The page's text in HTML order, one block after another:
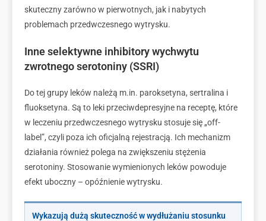
skuteczny zarówno w pierwotnych, jak i nabytych
problemach przedwczesnego wytrysku.
Inne selektywne inhibitory wychwytu
zwrotnego serotoniny (SSRI)
Do tej grupy leków należą m.in. paroksetyna, sertralina i
fluoksetyna. Są to leki przeciwdepresyjne na receptę, które
w leczeniu przedwczesnego wytrysku stosuje się „off-
label”, czyli poza ich oficjalną rejestracją. Ich mechanizm
działania również polega na zwiększeniu stężenia
serotoniny. Stosowanie wymienionych leków powoduje
efekt uboczny – opóźnienie wytrysku.
Wykazują dużą skuteczność w wydłużaniu stosunku